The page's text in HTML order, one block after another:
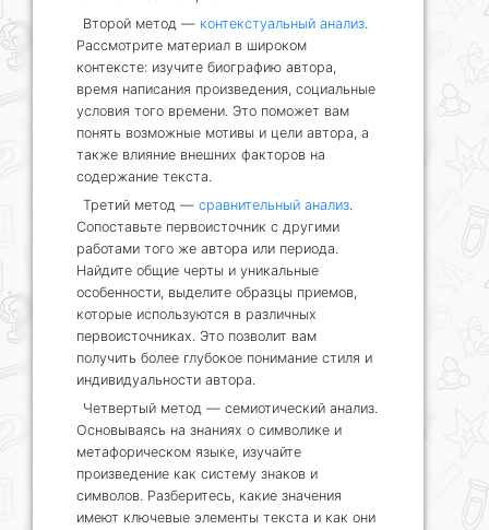
Второй метод — контекстуальный анализ.
Рассмотрите материал в широком
контексте: изучите биографию автора,
время написания произведения, социальные
условия того времени. Это поможет вам
понять возможные мотивы и цели автора, а
также влияние внешних факторов на
содержание текста.
Третий метод — сравнительный анализ.
Сопоставьте первоисточник с другими
работами того же автора или периода.
Найдите общие черты и уникальные
особенности, выделите образцы приемов,
которые используются в различных
первоисточниках. Это позволит вам
получить более глубокое понимание стиля и
индивидуальности автора.
Четвертый метод — семиотический анализ.
Основываясь на знаниях о символике и
метафорическом языке, изучайте
произведение как систему знаков и
символов. Разберитесь, какие значения
имеют ключевые элементы текста и как они